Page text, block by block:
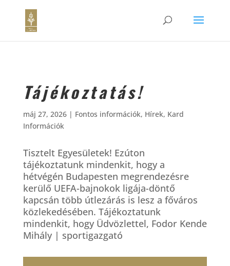
Tájékoztatás!
máj 27, 2026| Fontos információk, Hírek, Kard
Információk
Tisztelt Egyesületek! Ezúton
tájékoztatunk mindenkit, hogy a
hétvégén Budapesten megrendezésre
kerülő UEFA-bajnokok ligája-döntő
kapcsán több útlezárás is lesz a főváros
közlekedésében. Tájékoztatunk
mindenkit, hogy Üdvözlettel, Fodor Kende
Mihály | sportigazgató